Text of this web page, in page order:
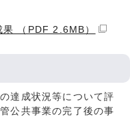
（PDF 2.6MB）
達成状況等について評
公共事業の完了後の事